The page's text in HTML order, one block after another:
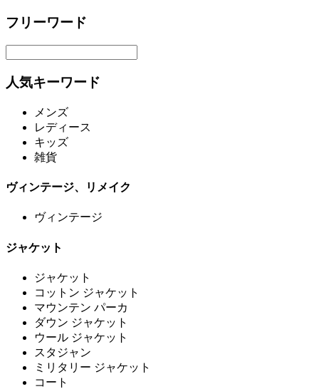
フリーワード
人気キーワード
メンズ
レディース
キッズ
雑貨
ヴィンテージ、リメイク
ヴィンテージ
ジャケット
ジャケット
コットン ジャケット
マウンテン パーカ
ダウン ジャケット
ウール ジャケット
スタジャン
ミリタリー ジャケット
コート